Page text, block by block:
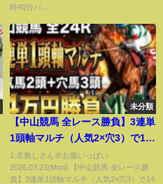
時40分パ...
未分類
【中山競馬 全レース勝負】3連単
1頭軸マルチ（人気2×穴3）で14
万円ぶち込んだ結果…【競馬馬
券勝負】
1:名無しさん＠お腹いっぱい
2026.03.23(Mon) 【中山競馬 全レース勝
負】3連単1頭軸マルチ（人気2×穴3）で14